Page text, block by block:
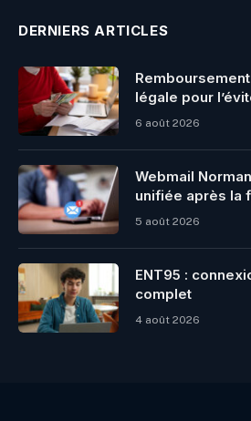
DERNIERS ARTICLES
légale pour
6 août 2026
Webmail
unifiée après la
5 août 2026
ENT95 :
complet
4 août 2026